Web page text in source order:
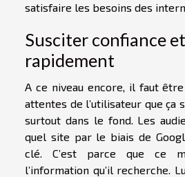
satisfaire les besoins des
Susciter confiance
rapidement
A ce niveau encore, il faut
attentes de l’utilisateur que ça
surtout dans le fond. Les
quel site par le biais de
clé. C’est parce que ce
l’information qu’il recherche.